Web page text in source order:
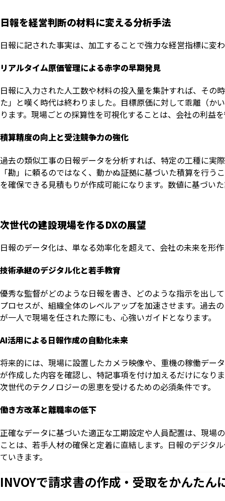
日報を経営判断の材料に変える分析手法
日報に記された事実は、加工することで強力な経営指標に変
リアルタイム原価管理による赤字の早期発見
日報に入力された人工数や材料の投入量を集計すれば、その
た」と嘆く時代は終わりました。目標原価に対して乖離（か
ります。現場ごとの採算性を可視化することは、会社の利益
積算精度の向上と受注競争力の強化
過去の類似工事の日報データを分析すれば、特定の工種に実
「勘」に頼るのではなく、動かぬ証拠に基づいた積算を行
を確保できる見積もりが作成可能になります。数値に基づい
次世代の建設現場を作るDXの展望
日報のデータ化は、単なる効率化を超えて、会社の未来を形
技術承継のデジタル化と若手教育
優秀な監督がどのような日報を書き、どのような指示を出し
プロセスが、組織全体のレベルアップを加速させます。過去
が一人で現場を任された際にも、心強いガイドとなります。
AI活用による日報作成の自動化未来
将来的には、現場に設置したカメラ映像や、重機の稼働デー
が作成した内容を確認し、特記事項を付け加えるだけになり
次世代のテクノロジーの恩恵を受けるための必須条件です。
働き方改革と離職率の低下
正確なデータに基づいた適正な工期設定や人員配置は、現場
ことは、若手人材の確保と定着に直結します。日報のデジタ
ていきます。
INVOYで請求書の作成・ 受取をかんたん